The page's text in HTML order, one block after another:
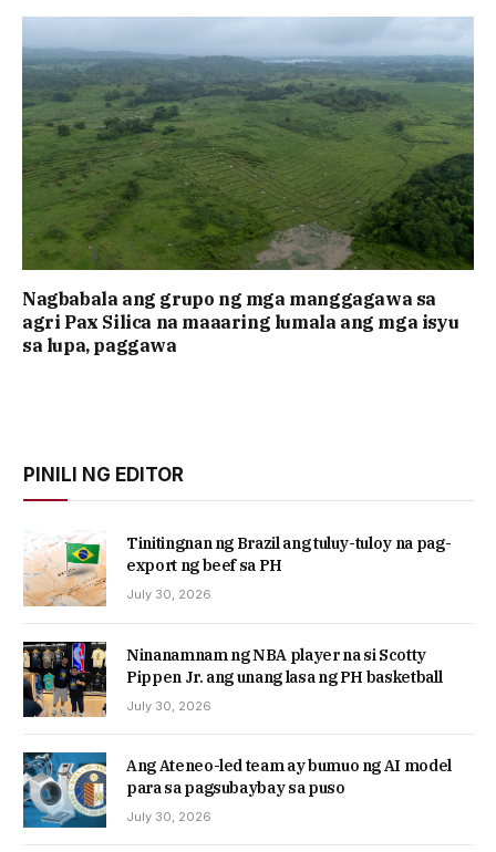
Nagbabala ang grupo ng mga manggagawa sa
agri Pax Silica na maaaring lumala ang mga isyu
sa lupa, paggawa
PINILI NG EDITOR
Tinitingnan ng Brazil ang tuluy-tuloy na pag-
export ng beef sa PH
July 30, 2026
Ninanamnam ng NBA player na si Scotty
Pippen Jr. ang unang lasa ng PH basketball
July 30, 2026
Ang Ateneo-led team ay bumuo ng AI model
para sa pagsubaybay sa puso
July 30, 2026